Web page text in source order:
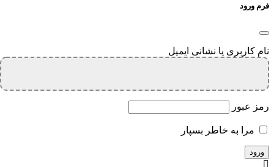
فرم ورود
نام کاربری یا نشانی ایمیل
رمز عبور
مرا به خاطر بسپار